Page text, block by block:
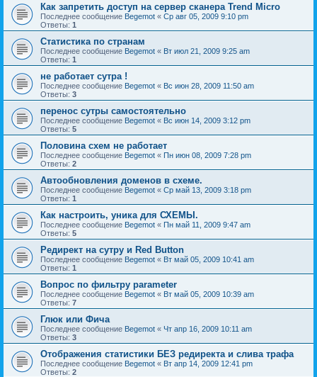
Как запретить доступ на сервер сканера Trend Micro
Последнее сообщение Begemot « Ср авг 05, 2009 9:10 pm
Ответы: 1
Статистика по странам
Последнее сообщение Begemot « Вт июл 21, 2009 9:25 am
Ответы: 1
не работает сутра !
Последнее сообщение Begemot « Вс июн 28, 2009 11:50 am
Ответы: 3
перенос сутры самостоятельно
Последнее сообщение Begemot « Вс июн 14, 2009 3:12 pm
Ответы: 5
Половина схем не работает
Последнее сообщение Begemot « Пн июн 08, 2009 7:28 pm
Ответы: 2
Автообновления доменов в схеме.
Последнее сообщение Begemot « Ср май 13, 2009 3:18 pm
Ответы: 1
Как настроить, уника для СХЕМЫ.
Последнее сообщение Begemot « Пн май 11, 2009 9:47 am
Ответы: 5
Редирект на сутру и Red Button
Последнее сообщение Begemot « Вт май 05, 2009 10:41 am
Ответы: 1
Вопрос по фильтру parameter
Последнее сообщение Begemot « Вт май 05, 2009 10:39 am
Ответы: 7
Глюк или Фича
Последнее сообщение Begemot « Чт апр 16, 2009 10:11 am
Ответы: 3
Отображения статистики БЕЗ редиректа и слива трафа
Последнее сообщение Begemot « Вт апр 14, 2009 12:41 pm
Ответы: 2